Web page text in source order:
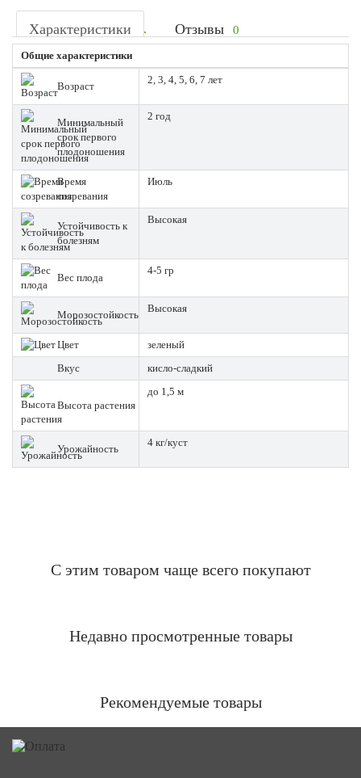
Характеристики Отзывы 0
Общие характеристики
Возраст
2, 3, 4, 5, 6, 7 лет
Минимальный
срок первого
плодоношения
2 год
Время
созревания
Июль
Устойчивость к
болезням
Высокая
Вес плода
4-5 гр
Морозостойкость
Высокая
Цвет
зеленый
Вкус
кисло-сладкий
Высота растения
до 1,5 м
Урожайность
4 кг/куст
С этим товаром чаще всего покупают
Недавно просмотренные товары
Рекомендуемые товары